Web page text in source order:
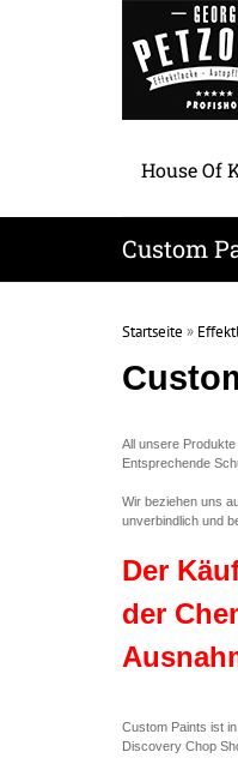
House Of
Custom
Startseite »
All unsere
Entsprechende
Wir beziehen uns
unverbindlich und
Der
der
Custom Paints ist
Discovery Chop